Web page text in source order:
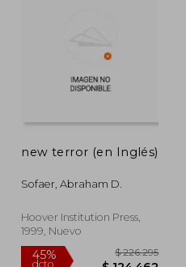
new terror (en Inglés)
Sofaer, Abraham D.
Hoover Institution Press,
1999, Nuevo